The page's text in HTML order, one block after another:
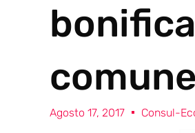
Agosto 17, 2017 Consul-